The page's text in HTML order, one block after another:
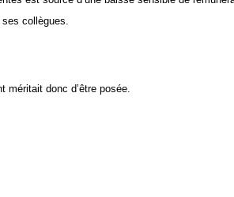
ses collègues.
méritait donc d’être posée.